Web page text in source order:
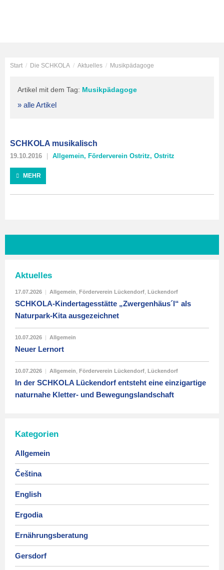
Start / Die SCHKOLA / Aktuelles / Musikpädagoge
Artikel mit dem Tag: Musikpädagoge
» alle Artikel
SCHKOLA musikalisch
19.10.2016 Allgemein, Förderverein Ostritz, Ostritz
MEHR
Aktuelles
17.07.2026 | Allgemein Förderverein Lückendorf Lückendorf
SCHKOLA-Kindertagesstätte „Zwergenhäus´l“ als
Naturpark-Kita ausgezeichnet
10.07.2026 | Allgemein
Neuer Lernort
10.07.2026 | Allgemein Förderverein Lückendorf Lückendorf
In der SCHKOLA Lückendorf entsteht eine einzigartige
naturnahe Kletter- und Bewegungslandschaft
Kategorien
Allgemein
Čeština
English
Ergodia
Ernährungsberatung
Gersdorf